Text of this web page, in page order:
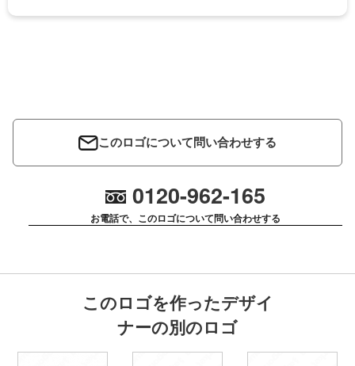
このロゴについて問い合わせする
0120-962-165
お電話で、このロゴについて問い合わせする
このロゴを作ったデザイ
ナーの別のロゴ